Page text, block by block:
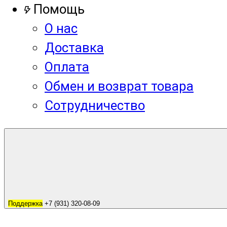
Помощь
О нас
Доставка
Оплата
Обмен и возврат товара
Сотрудничество
Поддержка +7 (931) 320-08-09